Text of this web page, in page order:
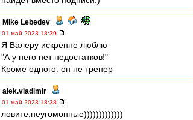
Mike Lebedev -
01 май 2023 18:39
Я Валеру искренне люблю
"А у него нет недостатков!"
Кроме одного: он не тренер
alek.vladimir -
01 май 2023 18:38
ловите,неугомонные)))))))))))))